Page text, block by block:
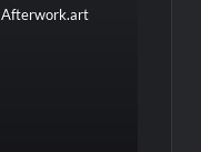
Afterwork.art